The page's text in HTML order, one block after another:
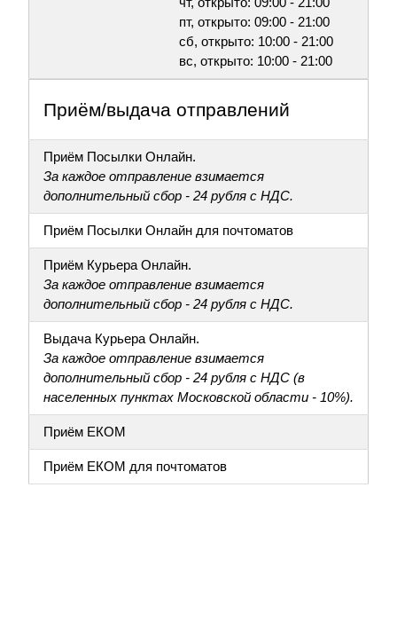
пт, открыто: 09:00 - 21:00
сб, открыто: 10:00 - 21:00
вс, открыто: 10:00 - 21:00
Приём/выдача отправлений
Приём Посылки Онлайн.
За каждое отправление взимается
дополнительный сбор - 24 рубля с НДС.
Приём Посылки Онлайн для почтоматов
Приём Курьера Онлайн.
За каждое отправление взимается
дополнительный сбор - 24 рубля с НДС.
Выдача Курьера Онлайн.
За каждое отправление взимается
дополнительный сбор - 24 рубля с НДС (в
населенных пунктах Московской области - 10%).
Приём ЕКОМ
Приём ЕКОМ для почтоматов